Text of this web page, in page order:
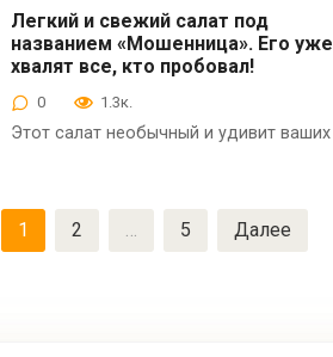
Салаты
Легкий и свежий салат под
названием «Мошенница». Его уже
хвалят все, кто пробовал!
0 1.3к.
Этот салат необычный и удивит ваших
Пагинация
записей
1 2 … 5 Далее